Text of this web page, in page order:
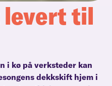
levert til
i kø på verksteder kan
dekkskift hjem i